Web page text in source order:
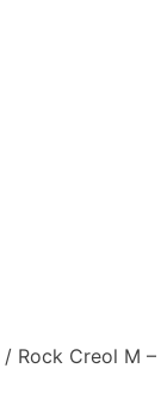
/ Rock Creol M –